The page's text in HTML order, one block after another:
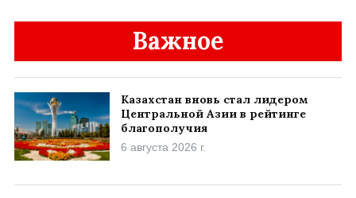
Важное
Казахстан вновь стал лидером
Центральной Азии в рейтинге
благополучия
6 августа 2026 г.